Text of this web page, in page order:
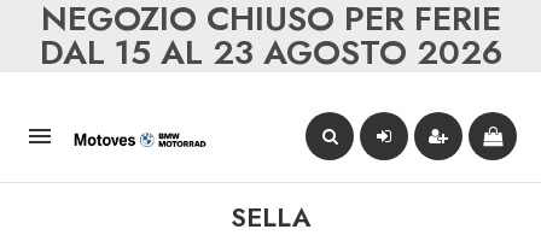
NEGOZIO CHIUSO PER FERIE
DAL 15 AL 23 AGOSTO 2026

SELLA